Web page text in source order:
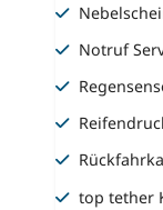
Notruf
top tether